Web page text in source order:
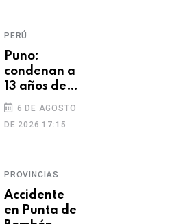
nueva
con
53
y la
cocaína por
cobros
ilegales
PERÚ
Puno:
condenan a
13 años de
prisión a
hombre por
tentativa
de
6 DE AGOSTO
DE 2026 17:15
PROVINCIAS
Accidente
en Punta de